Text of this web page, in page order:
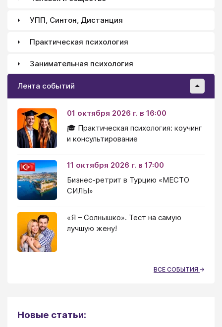
УПП, Синтон, Дистанция
Практическая психология
Занимательная психология
Лента событий
01 октября 2026 г. в 16:00
🎓 Практическая психология: коучинг
и консультирование
11 октября 2026 г. в 17:00
Бизнес-ретрит в Турцию «МЕСТО
СИЛЫ»
«Я – Солнышко». Тест на самую
лучшую жену!
ВСЕ СОБЫТИЯ
Новые статьи: